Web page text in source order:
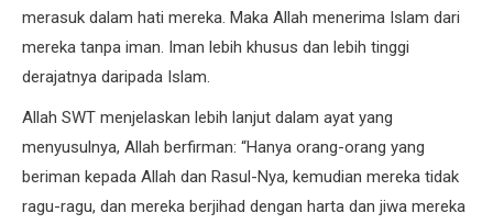
merasuk dalam hati mereka. Maka Allah menerima Islam dari
mereka tanpa iman. Iman lebih khusus dan lebih tinggi
derajatnya daripada Islam.
Allah SWT menjelaskan lebih lanjut dalam ayat yang
menyusulnya, Allah berfirman: “Hanya orang-orang yang
beriman kepada Allah dan Rasul-Nya, kemudian mereka tidak
ragu-ragu, dan mereka berjihad dengan harta dan jiwa mereka